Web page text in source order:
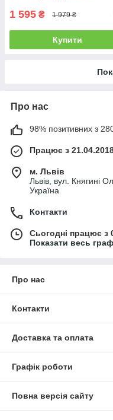
1 595 ₴ 1 979 ₴
Купити
Про нас
98% позитивних з 280
Працює з
м. Львів
Львів, вул. Княгині
Україна
Контакти
Сьогодні працює з
Показати весь
Про нас
Контакти
Доставка та оплата
Графік роботи
Повна версія сайту